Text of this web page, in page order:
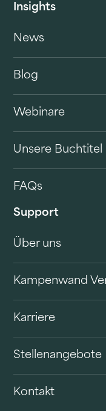
Insights
News
Blog
Webinare
Unsere Buchtitel
FAQs
Support
Über uns
Kampenwand
Karriere
Stellenangebote
Kontakt